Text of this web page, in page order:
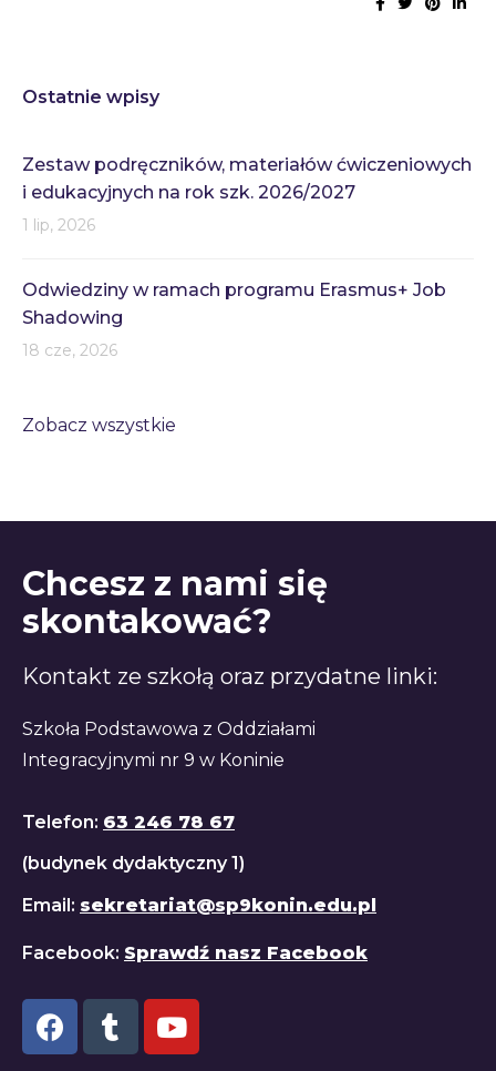
Ostatnie wpisy
Zestaw podręczników, materiałów ćwiczeniowych
i edukacyjnych na rok szk. 2026/2027
1 lip, 2026
Odwiedziny w ramach programu Erasmus+ Job
Shadowing
18 cze, 2026
Zobacz wszystkie
Chcesz z nami się
skontakować?
Kontakt ze szkołą oraz przydatne linki:
Szkoła Podstawowa z Oddziałami
Integracyjnymi nr 9 w Koninie
Telefon: 63 246 78 67
(budynek dydaktyczny 1)
Email: sekretariat@sp9konin.edu.pl
Facebook: Sprawdź nasz Facebook